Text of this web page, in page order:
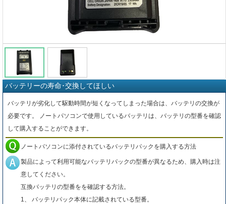
バッテリーの寿命･交換してほしい
バッテリが劣化して駆動時間が短くなってしまった場合は、バッテリの交換が
必要です。 ノートパソコンで使用しているバッテリは、バッテリの型番を確認
して購入することができます。
ノートパソコンに添付されているバッテリパックを購入する方法
製品によって利用可能なバッテリパックの型番が異なるため、購入時は注
意してください。
互換バッテリの型番をを確認する方法。
1、 バッテリパック本体に記載されている型番。